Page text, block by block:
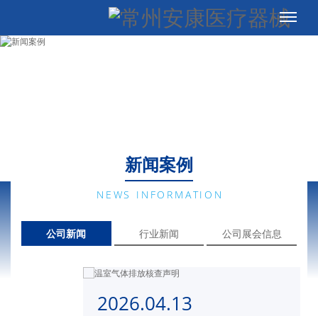
新闻案例
NEWS INFORMATION
公司新闻 行业新闻 公司展会信息
2026.04.13